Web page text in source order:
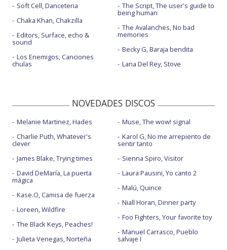
Soft Cell, Danceteria
Chaka Khan, Chakzilla
Editors, Surface, echo &
sound
Los Enemigos, Canciones
chulas
The Script, The user's guide to
being human
The Avalanches, No bad
memories
Becky G, Baraja bendita
Lana Del Rey, Stove
NOVEDADES DISCOS
Melanie Martinez, Hades
Charlie Puth, Whatever's
clever
James Blake, Trying times
David DeMaría, La puerta
mágica
Kase.O, Camisa de fuerza
Loreen, Wildfire
The Black Keys, Peaches!
Julieta Venegas, Norteña
Muse, The wow! signal
Karol G, No me arrepiento de
sentir tanto
Sienna Spiro, Visitor
Laura Pausini, Yo canto 2
Malú, Quince
Niall Horan, Dinner party
Foo Fighters, Your favorite toy
Manuel Carrasco, Pueblo
salvaje I